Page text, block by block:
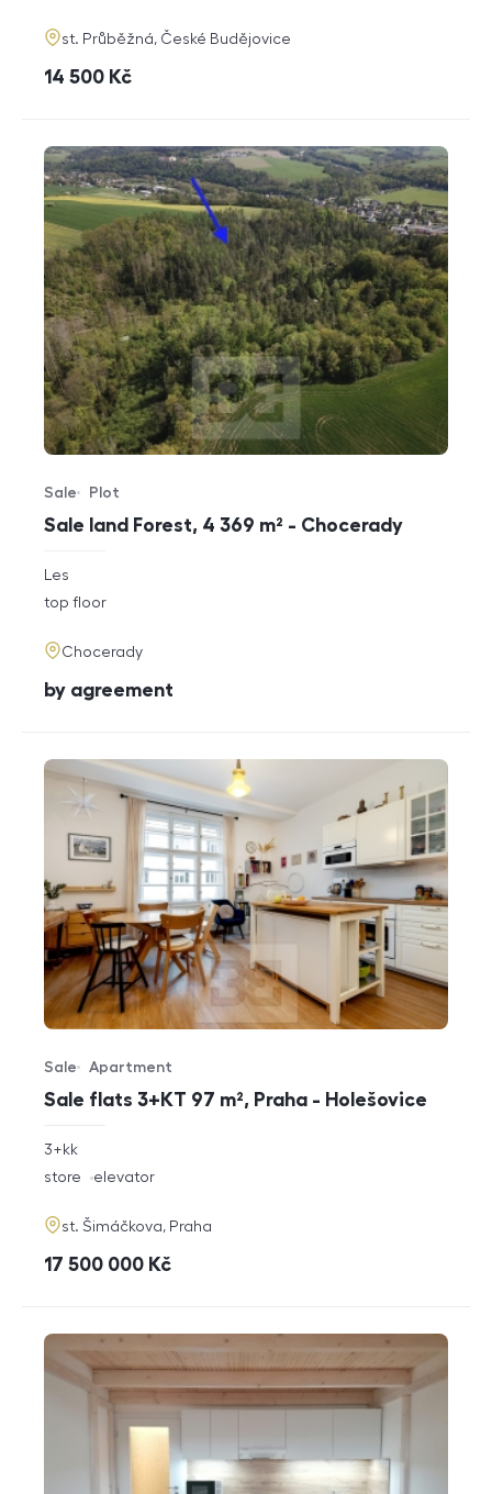
adresa
st. Průběžná, České Budějovice
cena
14 500 Kč
Sale land Forest, 4 369 m² - Chocerady
Offer type
Sale
Property type
Plot
rozměry
Les
funkce
top floor
adresa
Chocerady
cena
by agreement
Sale flats 3+KT 97 m², Praha - Holešovice
Offer type
Sale
Property type
Apartment
rozměry
disposition
3+kk
funkce
store elevator
adresa
st. Šimáčkova, Praha
cena
17 500 000 Kč